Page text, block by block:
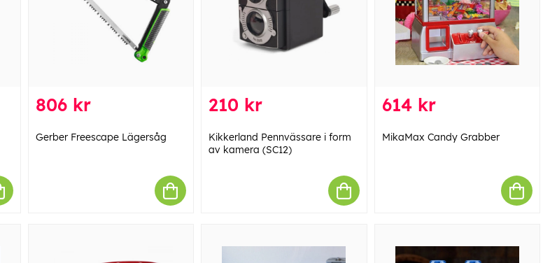
806 kr
Gerber Freescape Lägersåg
210 kr
Kikkerland Pennvässare i form
av kamera (SC12)
614 kr
MikaMax Candy Grabber